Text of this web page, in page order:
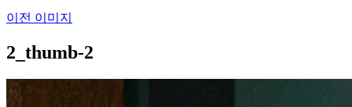
이전 이미지
2_thumb-2